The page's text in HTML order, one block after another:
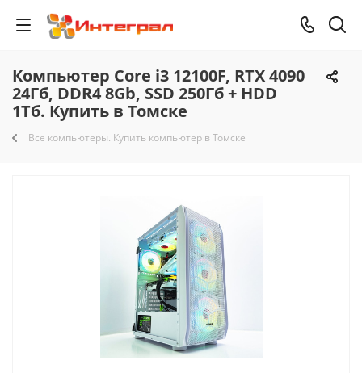
Компьютер Core i3 12100F, RTX 4090
24Гб, DDR4 8Gb, SSD 250Гб + HDD
1Тб. Купить в Томске
Все компьютеры. Купить компьютер в Томске